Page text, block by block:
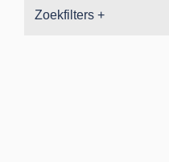
Zoekfilters +